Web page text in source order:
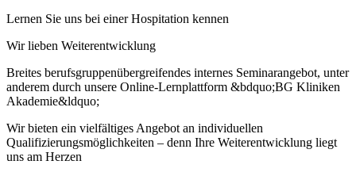
Lernen Sie uns bei einer Hospitation kennen
Wir lieben Weiterentwicklung
Breites berufsgruppenübergreifendes internes Seminarangebot, unter
anderem durch unsere Online-Lernplattform &bdquo;BG Kliniken
Akademie&ldquo;
Wir bieten ein vielfältiges Angebot an individuellen
Qualifizierungsmöglichkeiten – denn Ihre Weiterentwicklung liegt
uns am Herzen